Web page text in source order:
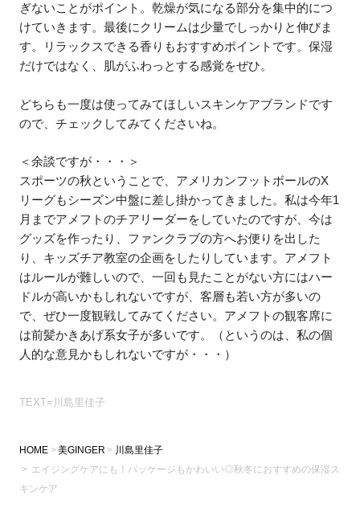
ぎないことがポイント。乾燥が気になる部分を集中的につ
けていきます。最後にクリームは少量でしっかりと伸びま
す。リラックスできる香りもおすすめポイントです。保湿
だけではなく、肌がふわっとする感覚をぜひ。
どちらも一度は使ってみてほしいスキンケアブランドです
ので、チェックしてみてくださいね。
＜余談ですが・・・＞
スポーツの秋ということで、アメリカンフットボールのX
リーグもシーズン中盤に差し掛かってきました。私は今年1
月までアメフトのチアリーダーをしていたのですが、今は
グッズを作ったり、ファンクラブの方へお便りを出した
り、キッズチア教室の企画をしたりしています。アメフト
はルールが難しいので、一回も見たことがない方にはハー
ドルが高いかもしれないですが、客層も若い方が多いの
で、ぜひ一度観戦してみてください。アメフトの観客席に
は前髪かきあげ系女子が多いです。（というのは、私の個
人的な意見かもしれないですが・・・）
TEXT=川島里佳子
HOME 美GINGER
川島里佳子
エイジングケアにも！パッケージもかわいい◎秋冬におすすめの保湿ス
キンケア